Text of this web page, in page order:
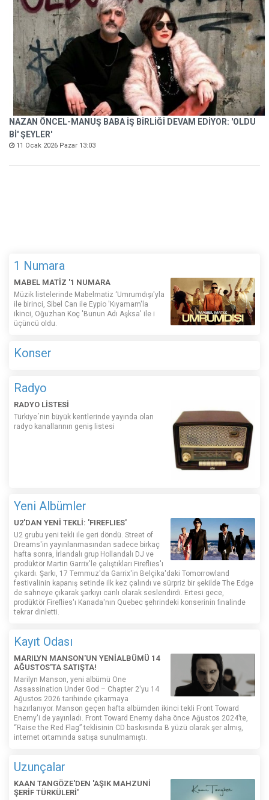
NAZAN ÖNCEL-MANUŞ BABA İŞ BİRLİĞİ DEVAM EDİYOR: 'OLDU
Bİ' ŞEYLER'
11 Ocak 2026 Pazar 13:03
1 Numara
MABEL MATİZ '1 NUMARA
Müzik listelerinde Mabelmatiz ‘Umrumdışı'yla
ile birinci, Sibel Can ile Eypio 'Kıyamam'la
ikinci, Oğuzhan Koç 'Bunun Adı Aşksa' ile i
üçüncü oldu.
Konser
Radyo
RADYO LİSTESİ
Türkiye´nin büyük kentlerinde yayında olan
radyo kanallarının geniş listesi
Yeni Albümler
U2'DAN YENİ TEKLİ: 'FIREFLIES'
U2 grubu yeni tekli ile geri döndü. Street of
Dreams'in yayınlanmasından sadece birkaç
hafta sonra, İrlandalı grup Hollandalı DJ ve
prodüktör Martin Garrix'le çalıştıkları Fireflies'ı
çıkardı. Şarkı, 17 Temmuz'da Garrix'in Belçika'daki Tomorrowland
festivalinin kapanış setinde ilk kez çalındı ​​ve sürpriz bir şekilde The Edge
de sahneye çıkarak şarkıyı canlı olarak seslendirdi. Ertesi gece,
prodüktör Fireflies'ı Kanada'nın Quebec şehrindeki konserinin finalinde
tekrar dinletti.
Kayıt Odası
MARILYN MANSON'UN YENİALBÜMÜ 14
AĞUSTOS'TA SATIŞTA!
Marilyn Manson, yeni albümü One
Assassination Under God – Chapter 2'yu 14
Ağustos 2026 tarihinde çıkarmaya
hazırlanıyor. Manson geçen hafta albümden ikinci tekli Front Toward
Enemy'i de yayınladı. Front Toward Enemy daha önce Ağustos 2024’te,
“Raise the Red Flag” teklisinin CD baskısında B yüzü olarak şer almış,
internet ortamında satışa sunulmamıştı.
Uzunçalar
KAAN TANGÖZE'DEN 'AŞIK MAHZUNİ
ŞERİF TÜRKÜLERİ'